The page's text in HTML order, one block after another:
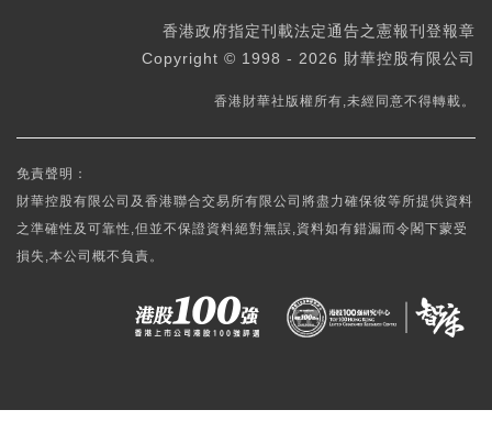
香港政府指定刊載法定通告之憲報刊登報章
Copyright © 1998 - 2026 財華控股有限公司
香港財華社版權所有,未經同意不得轉載。
免責聲明：
財華控股有限公司及香港聯合交易所有限公司將盡力確保彼等所提供資料
之準確性及可靠性,但並不保證資料絕對無誤,資料如有錯漏而令閣下蒙受
損失,本公司概不負責。